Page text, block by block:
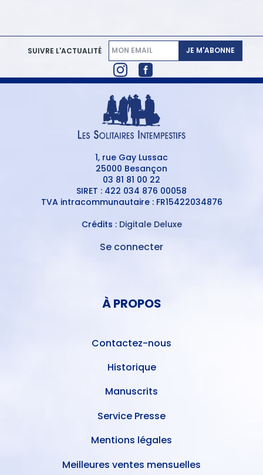
SUIVRE L'ACTUALITÉ JE M'ABONNE
1, rue Gay Lussac
25000 Besançon
03 81 81 00 22
SIRET : 422 034 876 00058
TVA intracommunautaire : FR15422034876
Crédits : Digitale Deluxe
Se connecter
À PROPOS
Contactez-nous
Historique
Manuscrits
Service Presse
Mentions légales
Meilleures ventes mensuelles